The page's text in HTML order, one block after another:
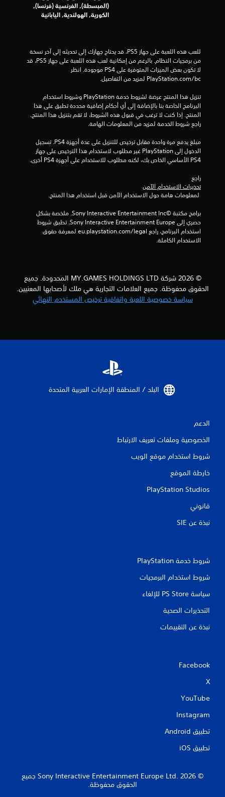
ن
ا
ت
ي
ا
(المبسطة), الفرنسية (فرنسا),
الكورية, الهولندية, اليابانية
‎PlayStation.com/bc لمزيد من التفاصيل.
راجع شروط الخدمة لمزيد من المعلومات الهامة.
PS4 الأساسي الخاص بك، لكنه مطلوب للاستخدام على أجهزة PS4 أخرى.
راجع
تحذيرات الاستخدام الآمن
الاستخدام الكاملة.
© 2026 شركة MY.GAMES HOLDINGS LTD المحدودة. جميع
الحقوق محفوظة. جميع العلامات التجارية هي ملك لأصحابها المعنيين.
سياسة خصوصية اللعبة واتفاقية ترخيص المستخدم النهائي
البلد / المنطقة الإمارات العربية المتحدة‏
الدعم
الخصوصية وملفات تعريف الارتباط
شروط استخدام موقع الويب
خارطة الموقع
PlayStation Studios
قانوني
نبذة عن SIE‏
شروط خدمة PlayStation‏
شروط استخدام البرمجيات
سياسة PS Store للإلغاء
التحذيرات الصحية
نبذة عن التقييمات
Facebook
X
YouTube
Instagram
تطبيق Android‏
تطبيق iOS‏
‏© 2026 Sony Interactive Entertainment Europe Ltd.‎ جميع
الحقوق محفوظة.